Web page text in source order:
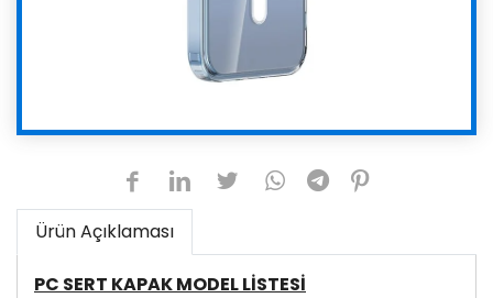
Ürün Açıklaması
PC SERT KAPAK MODEL LİSTESİ